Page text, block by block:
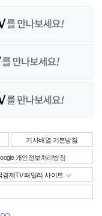
기사배열 기본방침
개인정보처리방침
경제TV 패밀리 사이트